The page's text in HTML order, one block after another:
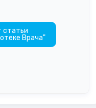
статьи
Врача"